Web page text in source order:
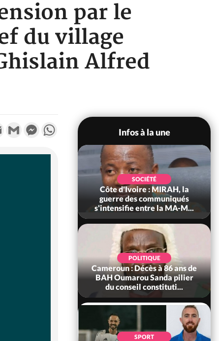
par le
du village
Alfred
Email Gmail MessengerWhatsApp
Infos à la une
: Man, deux
dans un
SOCIÉTÉ
Côte d'Ivoire : MIRAH, la
guerre des communiqués
s'intensifie entre la MA-M...
POLITIQUE
Cameroun : Décès à 86 ans de
BAH Oumarou Sanda pilier
du conseil constituti...
SPORT